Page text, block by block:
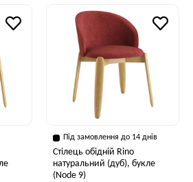
Під замовлення до 14 днів
Стілець обідній Rino
натуральний (дуб), букле
(Node 9)